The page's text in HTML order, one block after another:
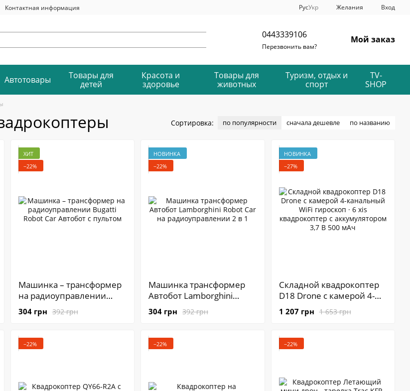
Контактная информация РусУкр Желания Вход
0443339106
Перезвонить вам?
Мой заказ
Автотовары
Товары для
детей
Красота и
здоровье
Товары для
животных
Туризм, отдых и
спорт
TV-
SHOP
Сортировка: по популярности сначала дешевле по названию
ХИТ
−22%
Машинка – трансформер
на радиоуправлении
Bugatti Robot Car Автобот
с пультом
392 грн
304 грн
НОВИНКА
−22%
Машинка трансформер
Автобот Lamborghini
Robot Car на
радиоуправлении 2 в 1
392 грн
304 грн
НОВИНКА
−27%
Складной квадрокоптер
D18 Drone c камерой 4-
канальный WiFi гироскоп
· 6 xis квадрокоптер с
мАч
1 653 грн
1 207 грн
−22% −22% −22%